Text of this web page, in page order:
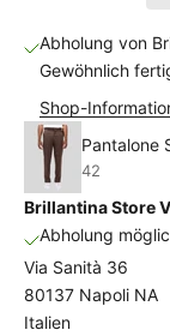
Abholung von
Gewöhnlich
Shop-
Pantalone
42
Brillantina Store
Abholung
Via Sanità 36
80137 Napoli NA
Italien